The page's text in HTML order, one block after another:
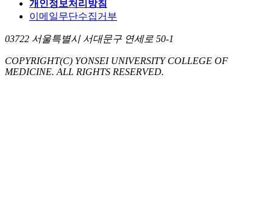
개인정보처리방침
이메일무단수집거부
03722 서울특별시 서대문구 연세로 50-1
COPYRIGHT(C) YONSEI UNIVERSITY COLLEGE OF
MEDICINE. ALL RIGHTS RESERVED.